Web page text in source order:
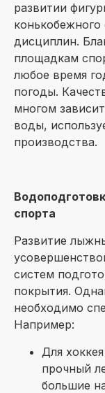
развитии
конькобежного
дисциплин.
площадкам
любое время
погоды.
многом
воды,
производства.
спорта
Развитие
систем
покрытия.
необходимо
Например:
Для
прочный
большие